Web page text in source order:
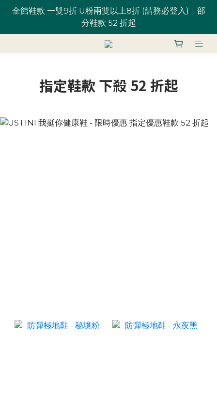
全館鞋款 一雙9折 U粉兩雙以上8折 (請務必登入)｜部
分鞋款 52 折起
全館鞋款 一雙9折 U粉兩雙以上8折 (請務必登入)｜部
分鞋款 52 折起
台灣滿 $1,700 享免運優惠
U粉就是你！加入會員 $200 購物金馬上用~
分鞋款 52 折起
指定鞋款 下殺 52 折起